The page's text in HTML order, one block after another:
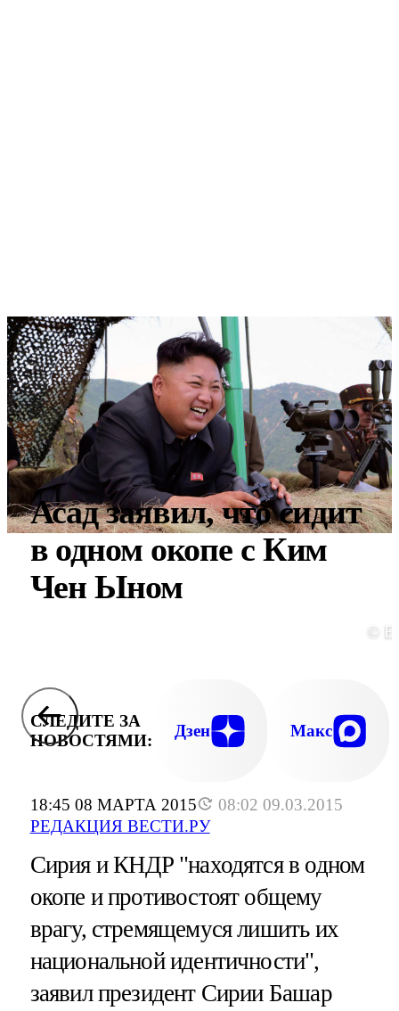
18:45 08 МАРТА 2015
08:02 09.03.2015
РЕДАКЦИЯ ВЕСТИ.РУ
Асад заявил, что сидит
в одном окопе с Ким
Чен Ыном
©
СЛЕДИТЕ ЗА
НОВОСТЯМИ:
Дзен Макс
Сирия и КНДР "находятся в одном
окопе и противостоят общему
врагу, стремящемуся лишить их
национальной идентичности",
заявил президент Сирии Башар